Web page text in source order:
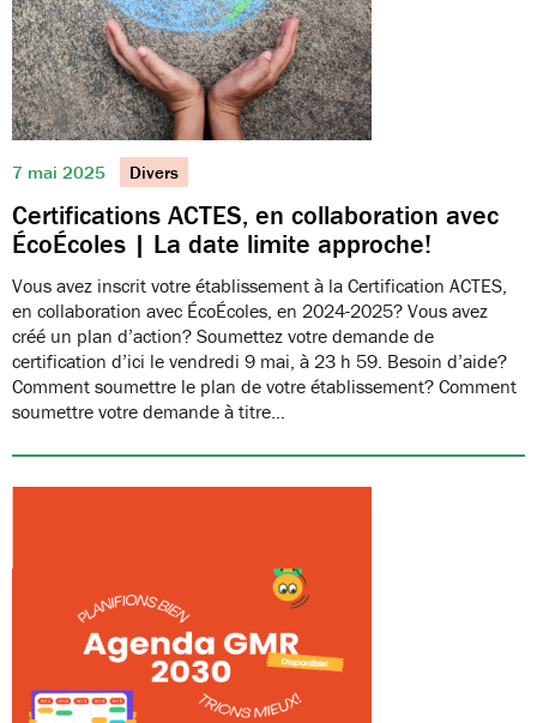
7 mai 2025 Divers
Certifications ACTES, en collaboration avec
ÉcoÉcoles | La date limite approche!
Vous avez inscrit votre établissement à la Certification ACTES,
en collaboration avec ÉcoÉcoles, en 2024-2025? Vous avez
créé un plan d’action? Soumettez votre demande de
certification d’ici le vendredi 9 mai, à 23 h 59. Besoin d’aide?
Comment soumettre le plan de votre établissement? Comment
soumettre votre demande à titre…